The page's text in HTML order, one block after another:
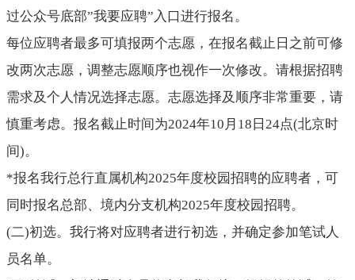
过公众号底部”我要应聘”入口进行报名。
每位应聘者最多可填报两个志愿，在报名截止日之前可修
改两次志愿，调整志愿顺序也视作一次修改。请根据招聘
需求及个人情况选择志愿。志愿选择及顺序非常重要，请
慎重考虑。报名截止时间为2024年10月18日24点(北京时
间)。
*报名我行总行直属机构2025年度校园招聘的应聘者，可
同时报名总部、境内分支机构2025年度校园招聘。
(二)初选。我行将对应聘者进行初选，并确定参加笔试人
员名单。